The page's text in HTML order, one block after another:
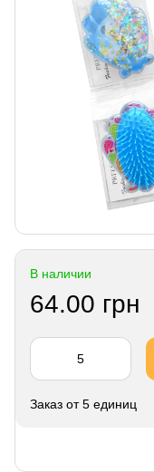
В наличии
64.00 грн
Заказ от 5 единиц